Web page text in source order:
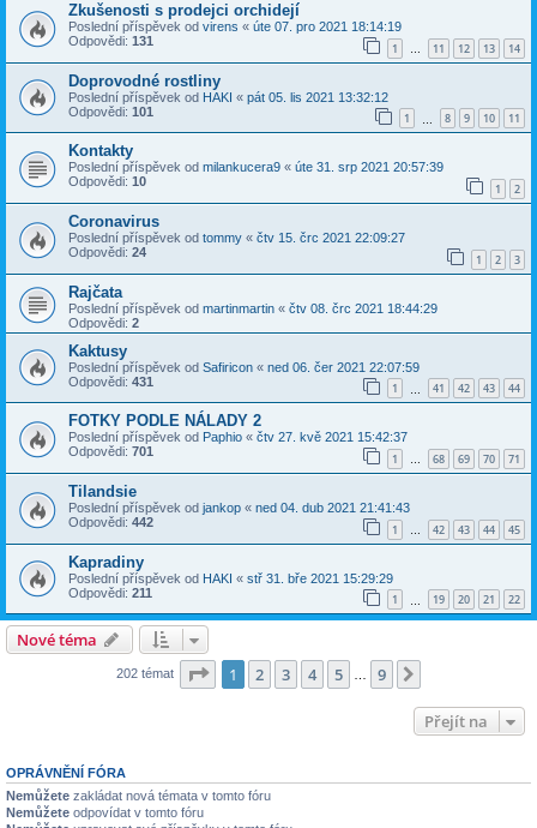
Zkušenosti s prodejci orchidejí
Poslední příspěvek od virens « úte 07. pro 2021 18:14:19
Odpovědi: 131 1 … 11 12 13 14
Doprovodné rostliny
Poslední příspěvek od HAKI « pát 05. lis 2021 13:32:12
Odpovědi: 101 1 8 9 10 11
Kontakty
Poslední příspěvek od milankucera9 « úte 31. srp 2021 20:57:39
Odpovědi: 10 1 2
Coronavirus
Poslední příspěvek od tommy « čtv 15. črc 2021 22:09:27
Odpovědi: 24 1 2 3
Rajčata
Poslední příspěvek od martinmartin « čtv 08. črc 2021 18:44:29
Odpovědi: 2
Kaktusy
Poslední příspěvek od Safiricon « ned 06. čer 2021 22:07:59
Odpovědi: 431 1 41 42 43 44
FOTKY PODLE NÁLADY 2
Poslední příspěvek od Paphio « čtv 27. kvě 2021 15:42:37
Odpovědi: 701 1 … 68 69 70 71
Tilandsie
Poslední příspěvek od jankop « ned 04. dub 2021 21:41:43
Odpovědi: 442 1 … 42 43 44 45
Kapradiny
Poslední příspěvek od HAKI « stř 31. bře 2021 15:29:29
Odpovědi: 211 1 19 20 21 22
Nové téma
202 témat Stránka z
1 2 3 4 5 9
Přejít na
OPRÁVNĚNÍ FÓRA
Nemůžete zakládat nová témata v tomto fóru
Nemůžete odpovídat v tomto fóru